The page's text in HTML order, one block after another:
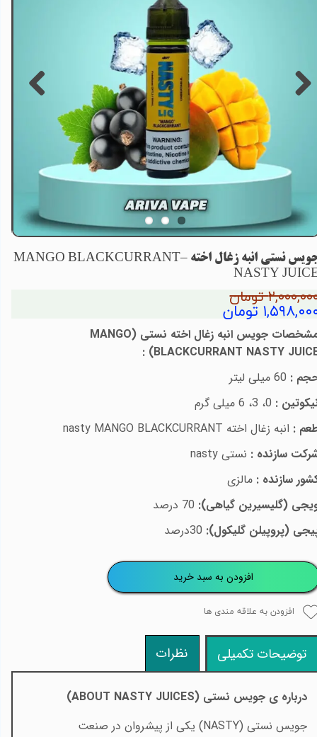
جویس نستی انبه زغال اخته –MANGO BLACKCURRANT
NASTY
تومان
تومان
جویس انبه زغال اخته نستی (MANGO
BLACKCURRANT NASTY
)
:
:
:
: انبه زغال اخته nasty MANGO BLACKCURRANT
سازنده : نستی nasty
سازنده : مالزی
(گلیسیرین گیاهی):
(پروپیلن گلیکول):
افزودن به سبد خرید
افزودن به علاقه مندی ها
توضیحات تکمیلی نظرات
درباره ی جویس نستی (ABOUT NASTY JUICES
)
جویس نستی(NASTY) یکی از پیشروان در صنعت